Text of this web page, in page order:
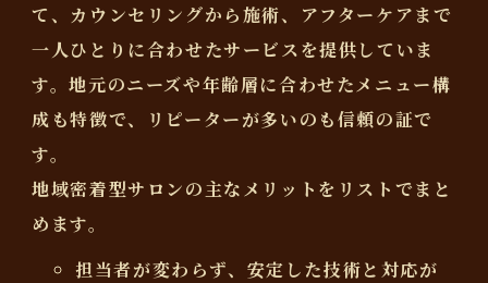
て、カウンセリングから施術、アフターケアまで
一人ひとりに合わせたサービスを提供していま
す。地元のニーズや年齢層に合わせたメニュー構
成も特徴で、リピーターが多いのも信頼の証で
す。
地域密着型サロンの主なメリットをリストでまと
めます。
担当者が変わらず、安定した技術と対応が